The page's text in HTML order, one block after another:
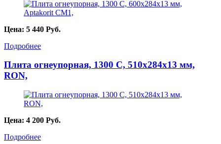
Цена: 5 440 Руб.
Подробнее
Плита огнеупорная, 1300 С, 510х284х13 мм,
RON,
Цена: 4 200 Руб.
Подробнее